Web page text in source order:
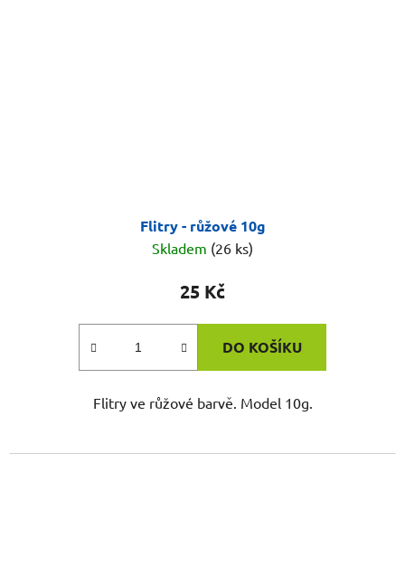
Flitry - růžové 10g
Skladem (26 ks)
25 Kč
DO KOŠÍKU
Flitry ve růžové barvě. Model 10g.